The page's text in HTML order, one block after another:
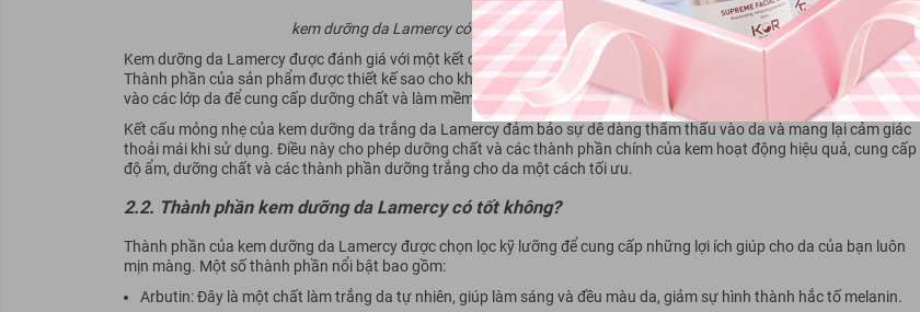
kem dưỡng da Lamercy có kết cấu mỏng nhẹ nhanh thẩm thấu vào da
Kem dưỡng da Lamercy được đánh giá với một kết cấu êm dịu, mang lại cảm giác nhẹ nhàng và dễ chịu khi thoa lên da.
Thành phần của sản phẩm được thiết kế sao cho không gây cảm giác nặng hay bí bách trên bề mặt da, mà thấm sâu
vào các lớp da để cung cấp dưỡng chất và làm mềm da từ bên trong.
Kết cấu mỏng nhẹ của kem dưỡng da trắng da Lamercy đảm bảo sự dễ dàng thẩm thấu vào da và mang lại cảm giác
thoải mái khi sử dụng. Điều này cho phép dưỡng chất và các thành phần chính của kem hoạt động hiệu quả, cung cấp
độ ẩm, dưỡng chất và các thành phần dưỡng trắng cho da một cách tối ưu.
2.2. Thành phần kem dưỡng da Lamercy có tốt không?
Thành phần của kem dưỡng da Lamercy được chọn lọc kỹ lưỡng để cung cấp những lợi ích giúp cho da của bạn luôn
mịn màng. Một số thành phần nổi bật bao gồm:
Arbutin: Đây là một chất làm trắng da tự nhiên, giúp làm sáng và đều màu da, giảm sự hình thành hắc tố melanin.